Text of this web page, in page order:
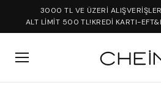
3000 TL VE ÜZERİ
ALT LİMİT 500 TL!KREDİ KARTI-